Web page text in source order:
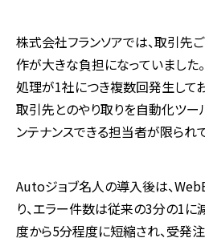
株式会社フランソアでは、取引先
作が大きな負担になっていました
処理が1社につき複数回発生して
取引先とのやり取りを自動化ツー
ンテナンスできる担当者が限られ
Autoジョブ名人の導入後は、
り、エラー件数は従来の3分の1に
度から5分程度に短縮され、受発